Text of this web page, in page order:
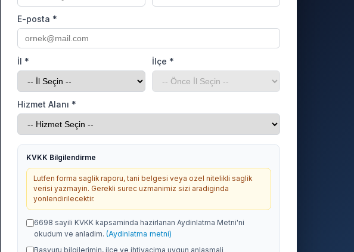
E-posta *
İl * İlçe *
Hizmet Alanı *
KVKK Bilgilendirme
Lutfen forma saglik raporu, tani belgesi veya ozel nitelikli saglik
verisi yazmayin. Gerekli surec uzmanimiz sizi aradiginda
yonlendirilecektir.
6698 sayili KVKK kapsaminda hazirlanan Aydinlatma Metni'ni
okudum ve anladim. (Aydinlatma metni)
Basvuru bilgilerimin, ilce ve ihtiyacima uygun anlasmali